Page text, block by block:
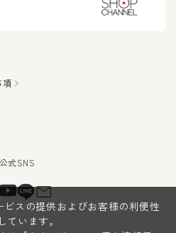
項
スの提供およびお客様の利便性
います。